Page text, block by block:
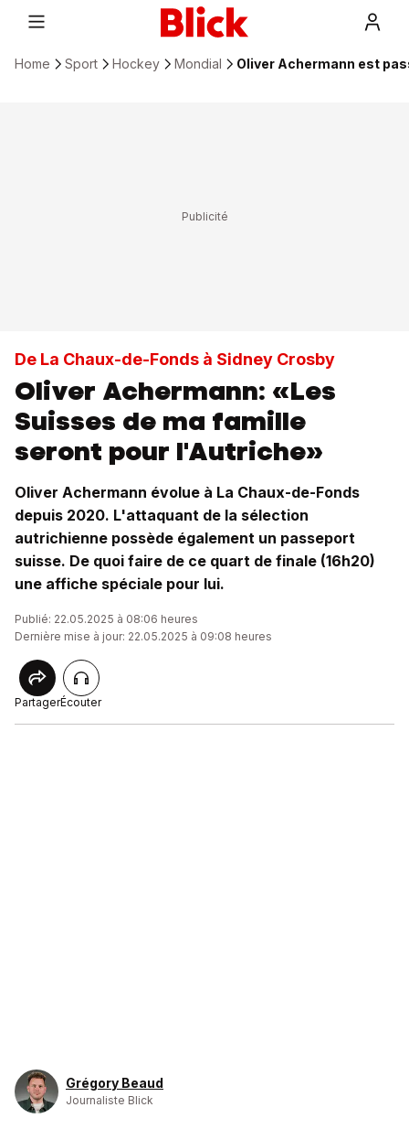
Home Sport Hockey Mondial Oliver Achermann est
De La Chaux-de-Fonds à Sidney Crosby
Oliver Achermann: «Les
Suisses de ma famille
seront pour l'Autriche»
Oliver Achermann évolue à La Chaux-de-Fonds
depuis 2020. L'attaquant de la sélection
autrichienne possède également un passeport
suisse. De quoi faire de ce quart de finale (16h20)
une affiche spéciale pour lui.
Publié: 22.05.2025 à 08:06 heures
Dernière mise à jour: 22.05.2025 à 09:08 heures
PartagerÉcouter
Grégory Beaud
Journaliste Blick